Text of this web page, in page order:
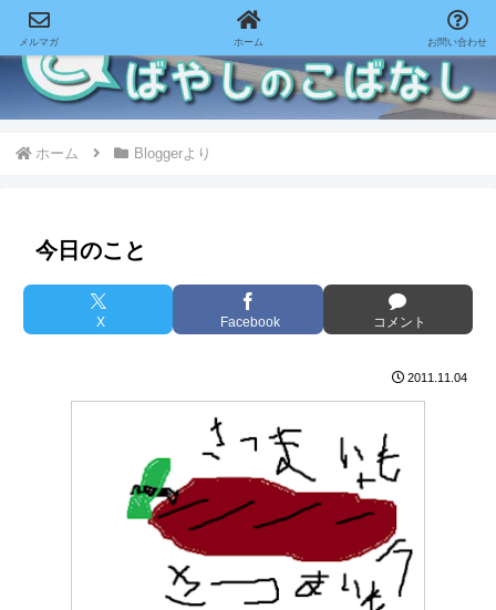
ホーム Bloggerより
今日のこと
X Facebook コメント
2011.11.04
メルマガ ホーム お問い合わせ